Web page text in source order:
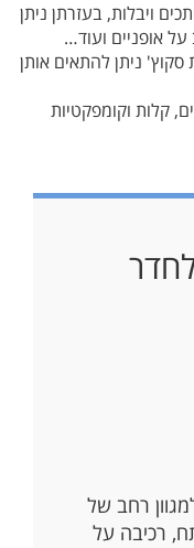
ויבלות, בעזרתן ניתן
אופניים ועוד…
ניתן להתאים אותן
קלות וקומפקטיות
רחב של
רכיבה על